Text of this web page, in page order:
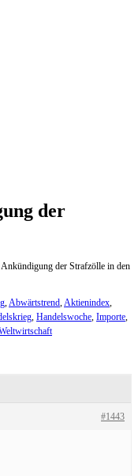
der
der Strafzölle in den
,Abwärtstrend,Aktienindex,
, Handelswoche, Importe,
#1443